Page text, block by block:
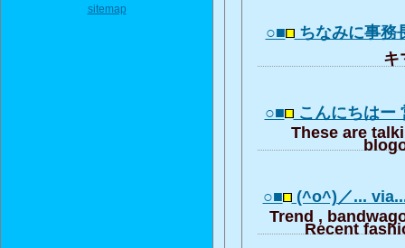
sitemap
○■ ちなみに事
キ
○■ こんにちはー
These are
○■ (^o^)／...
Trend ,
Recent